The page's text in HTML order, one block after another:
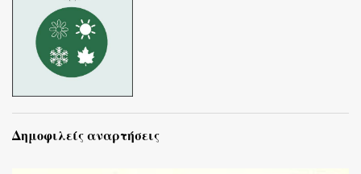
Δημοφιλείς αναρτήσεις